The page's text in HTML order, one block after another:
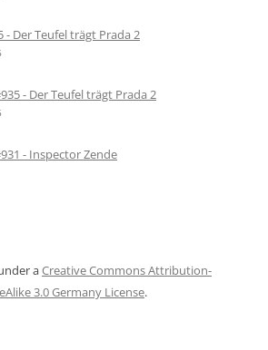
- Der Teufel trägt Prada 2
- Der Teufel trägt Prada 2
- Inspector Zende
aCreative Commons Attribution-
3.0 Germany License.